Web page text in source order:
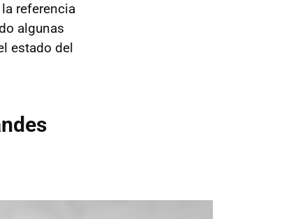
referencia
algunas
estado del